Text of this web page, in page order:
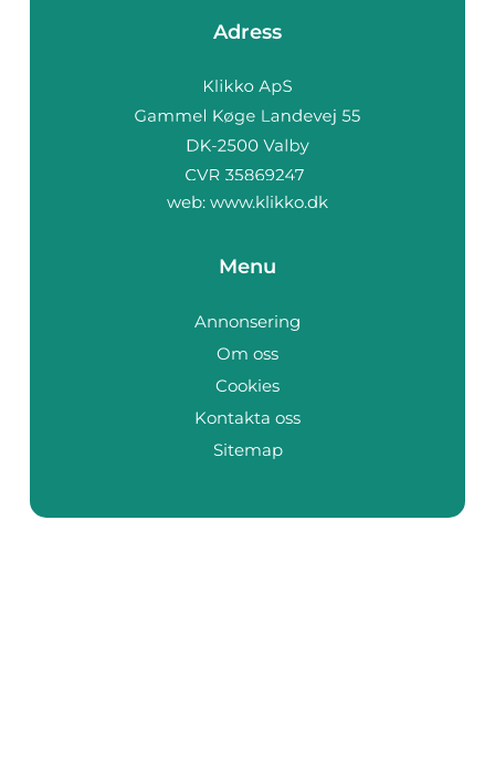
Adress
web: www.klikko.dk
Menu
Annonsering
Om oss
Cookies
Kontakta oss
Sitemap